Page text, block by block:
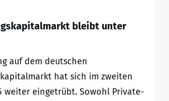
bleibt unter
auf dem deutschen
hat sich im zweiten
weiter eingetrübt. Sowohl Private-